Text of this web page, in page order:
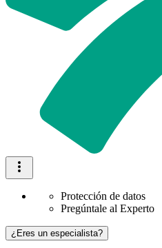
Protección de datos
Pregúntale al Experto
¿Eres un especialista?